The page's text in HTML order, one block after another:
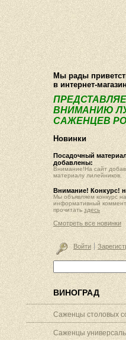
О компании Как купить
Мы рады
в интернет-
ВНИМАНИЮ
САЖЕНЦЕВ
Новинки
Посадочный
добавлены:
Внимание!На сайт
материалу лилейников.
Внимание! Конкурс!
Мы объявляем конкурс
информативный
прочитать здесь
Смотреть все новинки
Войти
ВИНОГРАД
Саженцы столовых
Саженцы